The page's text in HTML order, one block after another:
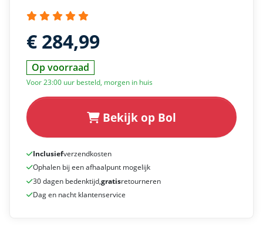
€ 284,99
Op voorraad
Voor 23:00 uur besteld, morgen in huis
Bekijk op Bol
Inclusiefverzendkosten
Ophalen bij een afhaalpunt mogelijk
30 dagen bedenktijd,gratisretourneren
Dag en nacht klantenservice